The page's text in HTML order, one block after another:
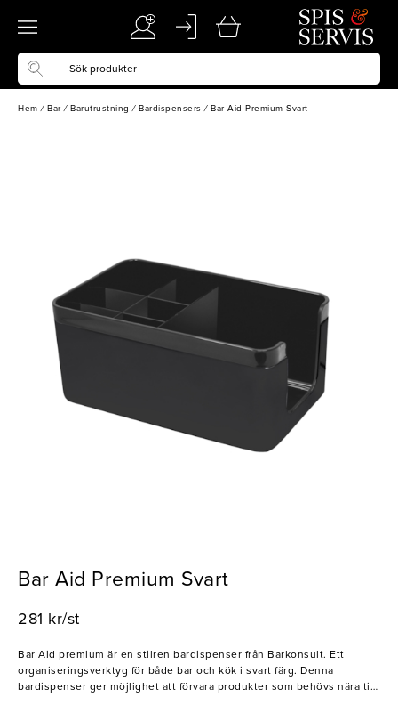
Hem / Bar / Barutrustning / Bardispensers / Bar Aid Premium Svart
Bar Aid Premium Svart
281 kr/st
Bar Aid premium är en stilren bardispenser från Barkonsult. Ett
organiseringsverktyg för både bar och kök i svart färg. Denna
bardispenser ger möjlighet att förvara produkter som behövs nära till